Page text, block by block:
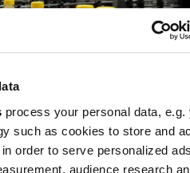
process your personal data, e.g.
such as cookies to store and
order to serve personalized
audience research